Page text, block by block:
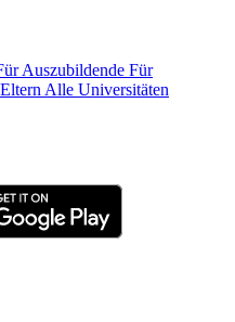
Auszubildende Für
Alle Universitäten